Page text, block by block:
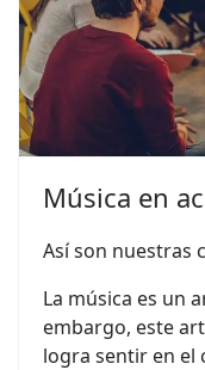
Música en
Así son nuestras
La música es un
embargo, este
logra sentir en el